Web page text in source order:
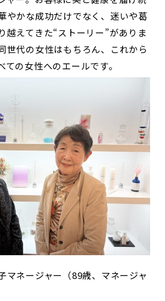
やかな成功だけでなく、迷いや葛
越えてきた“ストーリー”がありま
世代の女性はもちろん、これから
の女性へのエールです。
ネージャー（89歳、マネージャ